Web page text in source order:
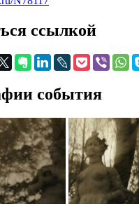
ссылкой
события